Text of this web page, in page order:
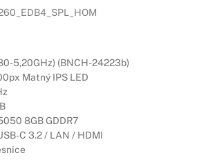
5,20GHz) (BNCH-24223b)
Matný IPS LED
8GB GDDR7
C 3.2 / LAN / HDMI